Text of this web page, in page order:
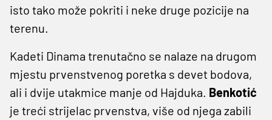
isto tako može pokriti i neke druge pozicije na
terenu.
Kadeti Dinama trenutačno se nalaze na drugom
mjestu prvenstvenog poretka s devet bodova,
ali i dvije utakmice manje od Hajduka. Benkotić
je treći strijelac prvenstva, više od njega zabili